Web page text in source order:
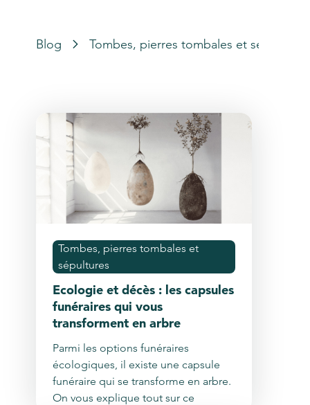
Blog Tombes, pierres tombales et sépultures
Tombes, pierres tombales et
sépultures
Ecologie et décès : les capsules
funéraires qui vous
transforment en arbre
Parmi les options funéraires
écologiques, il existe une capsule
funéraire qui se transforme en arbre.
On vous explique tout sur ce